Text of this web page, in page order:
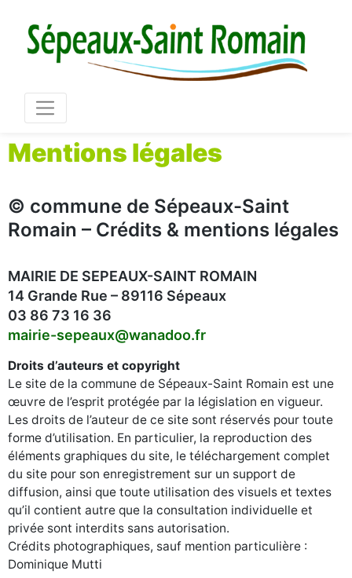
03 86 73 16 36
Mentions légales
© commune de Sépeaux-Saint
Romain – Crédits & mentions légales
MAIRIE DE SEPEAUX-SAINT ROMAIN
14 Grande Rue – 89116 Sépeaux
03 86 73 16 36
mairie-sepeaux@wanadoo.fr
Droits d’auteurs et copyright
Le site de la commune de Sépeaux-Saint Romain est une
œuvre de l’esprit protégée par la législation en vigueur.
Les droits de l’auteur de ce site sont réservés pour toute
forme d’utilisation. En particulier, la reproduction des
éléments graphiques du site, le téléchargement complet
du site pour son enregistrement sur un support de
diffusion, ainsi que toute utilisation des visuels et textes
qu’il contient autre que la consultation individuelle et
privée sont interdits sans autorisation.
Crédits photographiques, sauf mention particulière :
Dominique Mutti